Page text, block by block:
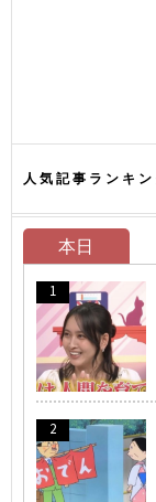
人気記事ランキン
本日